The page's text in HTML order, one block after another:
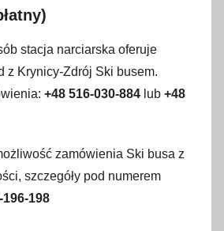
stacja narciarska oferuje
z Krynicy-Zdrój Ski busem.
+48 516-030-884 lub +48
zamówienia Ski busa z
szczegóły pod numerem
196-198